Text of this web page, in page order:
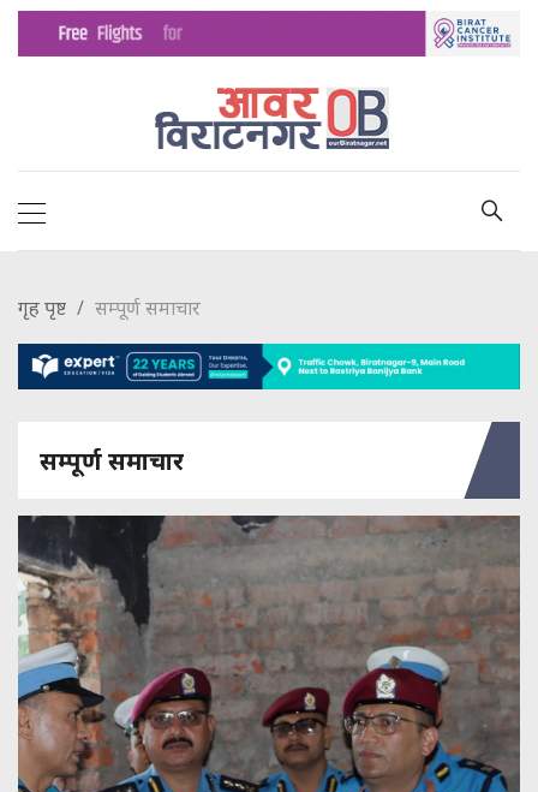
गृह पृष्ट सम्पूर्ण समाचार
सम्पूर्ण समाचार